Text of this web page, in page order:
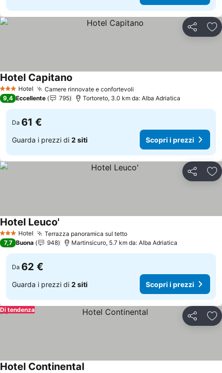
Condividi
3 StelleHotel Camere rinnovate e confortevoli
Hotel Capitano
9,4 Eccellente 795 Tortoreto, 3.0 km da: Alba Adriatica
Da 61 €
Guarda i prezzi di 2 siti Scopri i prezzi
Condividi
3 StelleHotel Terrazza panoramica sul tetto
Hotel Leuco'
7,7 Buona 948 Martinsicuro, 5.7 km da: Alba Adriatica
Da 62 €
Guarda i prezzi di 2 siti Scopri i prezzi
Condividi
Di tendenza
Hotel Continental